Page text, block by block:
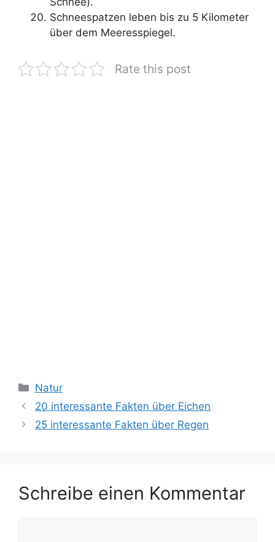
Schneespatzen leben bis zu 5 Kilometer
über dem Meeresspiegel.
Rate this post
Kategorien
Natur
20 interessante Fakten über Eichen
25 interessante Fakten über Regen
Schreibe einen Kommentar